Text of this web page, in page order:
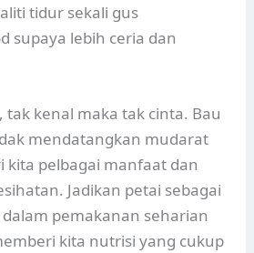
tidur sekali gus
supaya lebih ceria dan
tak kenal maka tak cinta. Bau
mendatangkan mudarat
kita pelbagai manfaat dan
Jadikan petai sebagai
pemakanan seharian
kita nutrisi yang cukup